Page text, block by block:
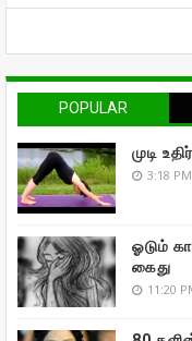
POPULAR
முடி
3:18 PM
ஓடும்
கைது
11:20